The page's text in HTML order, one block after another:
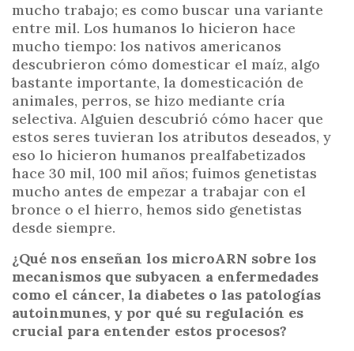
mucho trabajo; es como buscar una variante
entre mil. Los humanos lo hicieron hace
mucho tiempo: los nativos americanos
descubrieron cómo domesticar el maíz, algo
bastante importante, la domesticación de
animales, perros, se hizo mediante cría
selectiva. Alguien descubrió cómo hacer que
estos seres tuvieran los atributos deseados, y
eso lo hicieron humanos prealfabetizados
hace 30 mil, 100 mil años; fuimos genetistas
mucho antes de empezar a trabajar con el
bronce o el hierro, hemos sido genetistas
desde siempre.
¿Qué nos enseñan los microARN sobre los
mecanismos que subyacen a enfermedades
como el cáncer, la diabetes o las patologías
autoinmunes, y por qué su regulación es
crucial para entender estos procesos?